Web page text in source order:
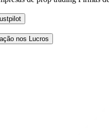
nos Lucros